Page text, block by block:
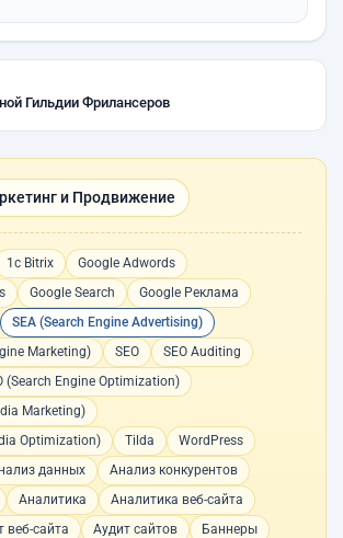
Гильдии Фрилансеров
и Продвижение
1с Bitrix
Google Adwords
Google Search
Google Реклама
SEA (Search Engine Advertising)
Marketing)
SEO
SEO Auditing
(Search Engine Optimization)
Marketing)
Optimization)
Tilda
WordPress
данных
Анализ конкурентов
Аналитика
Аналитика веб-сайта
веб-сайта Аудит сайтов
Баннеры